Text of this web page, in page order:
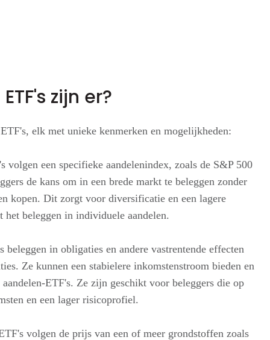
zijn er?
elk met unieke kenmerken en mogelijkheden:
volgen een specifieke aandelenindex, zoals de S&P 500
de kans om in een brede markt te beleggen zonder
kopen. Dit zorgt voor diversificatie en een lagere
beleggen in individuele aandelen.
beleggen in obligaties en andere vastrentende effecten
Ze kunnen een stabielere inkomstenstroom bieden en
ETF's. Ze zijn geschikt voor beleggers die op
en een lager risicoprofiel.
volgen de prijs van een of meer grondstoffen zoals